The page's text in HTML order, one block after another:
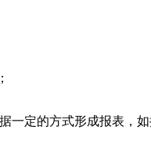
一定的方式形成报表，